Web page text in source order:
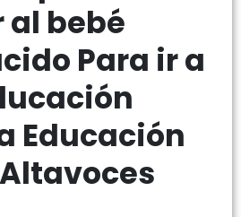
bebé
Para ir a
Educación